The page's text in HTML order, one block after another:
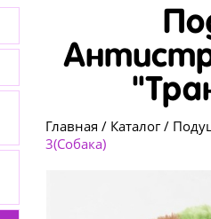
Главная / Каталог/
3(Собака)